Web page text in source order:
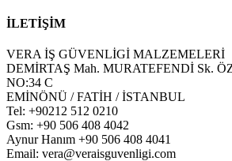
İLETİŞİM
VERA İŞ GÜVENLİGİ MALZEMELERİ
DEMİRTAŞ Mah. MURATEFENDİ Sk.
NO:34 C
EMİNÖNÜ / FATİH / İSTANBUL
Tel: +90212 512 0210
Gsm: +90 506 408 4042
Aynur Hanım +90 506 408 4041
Email: vera@veraisguvenligi.com